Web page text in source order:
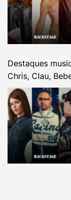
Destaques
Chris, Clau,